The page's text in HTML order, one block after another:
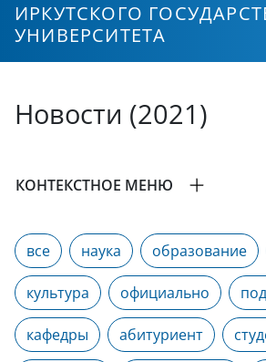
ИРКУТСКОГО
УНИВЕРСИТЕТА
Новости (2021)
КОНТЕКСТНОЕ МЕНЮ
все наука образование
культура официально
кафедры абитуриент